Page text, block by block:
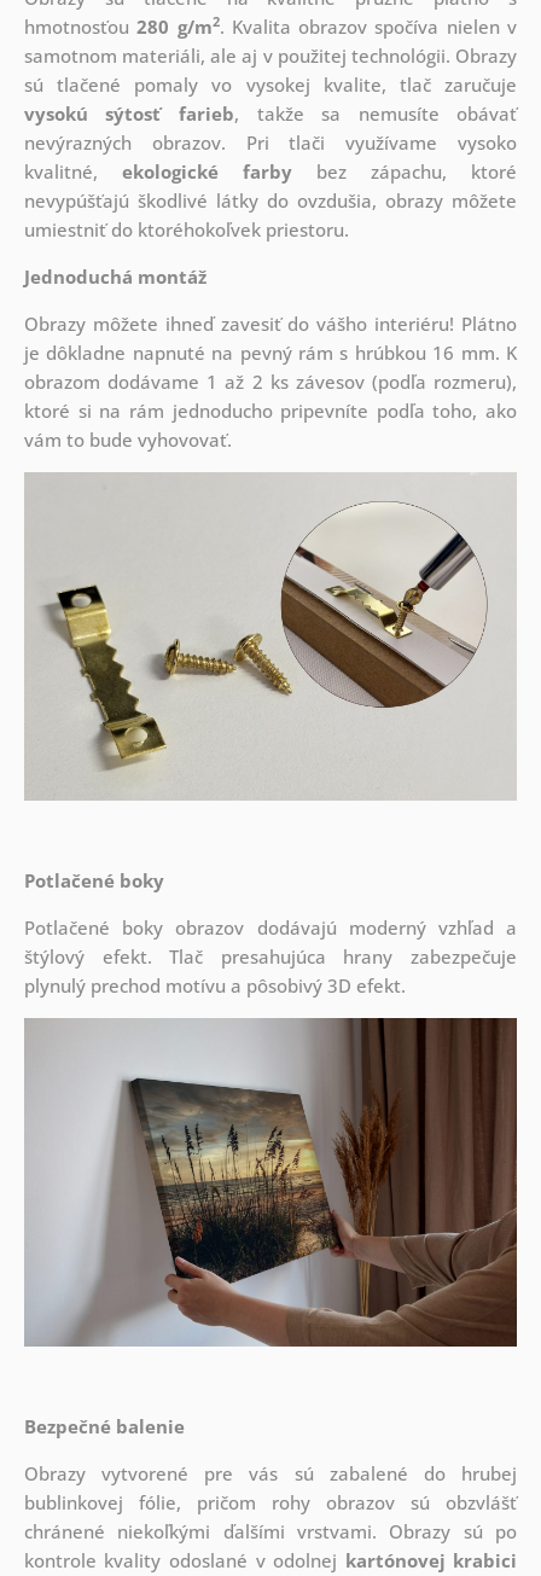
hmotnosťou280 g/m2. Kvalita obrazov spočíva nielen v
samotnom materiáli, ale aj v použitej technológii. Obrazy
sú tlačené pomaly vo vysokej kvalite, tlač zaručuje
vysokú sýtosť farieb, takže sa nemusíte obávať
nevýrazných obrazov. Pri tlači využívame vysoko
kvalitné, ekologické farby bez zápachu, ktoré
nevypúšťajú škodlivé látky do ovzdušia, obrazy môžete
umiestniť do ktoréhokoľvek priestoru.
Jednoduchá montáž
Obrazy môžete ihneď zavesiť do vášho interiéru! Plátno
je dôkladne napnuté na pevný rám s hrúbkou 16 mm. K
obrazom dodávame 1 až 2 ks závesov (podľa rozmeru),
ktoré si na rám jednoducho pripevníte podľa toho, ako
vám to bude vyhovovať.
Potlačené boky
Potlačené boky obrazov dodávajú moderný vzhľad a
štýlový efekt. Tlač presahujúca hrany zabezpečuje
plynulý prechod motívu a pôsobivý 3D efekt.
Bezpečné balenie
Obrazy vytvorené pre vás sú zabalené do hrubej
bublinkovej fólie, pričom rohy obrazov sú obzvlášť
chránené niekoľkými ďalšími vrstvami. Obrazy sú po
kontrole kvality odoslané v odolnej kartónovej krabici